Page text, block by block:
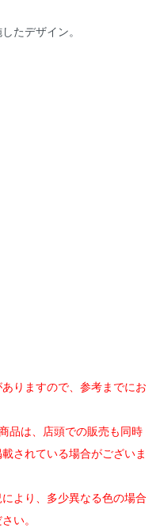
たデザイン。
りますので、参考までにお
品は、店頭での販売も同時
されている場合がございま
より、多少異なる色の場合
い。